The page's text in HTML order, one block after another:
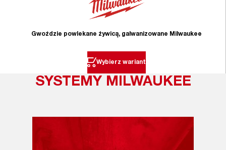
Gwoździe powlekane żywicą, galwanizowane Milwaukee
Wybierz wariant
SYSTEMY MILWAUKEE